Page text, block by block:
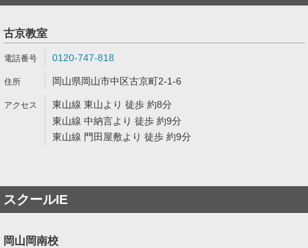
古京教室
0120-747-818
岡山県岡山市中区古京町2-1-6
東山線 東山より 徒歩 約8分
東山線 中納言より 徒歩 約9分
東山線 門田屋敷より 徒歩 約9分
スクールIE
岡山岡南校